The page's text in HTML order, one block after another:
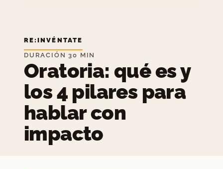
RE:INVÉNTATE
DURACIÓN 30 MIN
Oratoria: qué es y
los 4 pilares para
hablar con
impacto